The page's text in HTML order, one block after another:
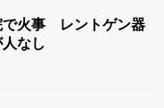
で火事 レントゲン器
なし